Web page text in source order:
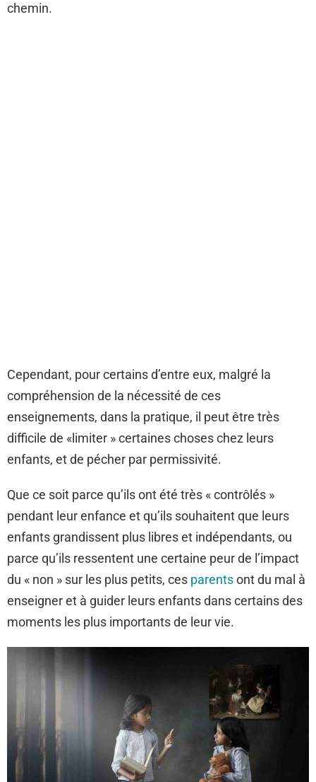
chemin.
Cependant, pour certains d’entre eux, malgré la
compréhension de la nécessité de ces
enseignements, dans la pratique, il peut être très
difficile de «limiter » certaines choses chez leurs
enfants, et de pécher par permissivité.
Que ce soit parce qu’ils ont été très « contrôlés »
pendant leur enfance et qu’ils souhaitent que leurs
enfants grandissent plus libres et indépendants, ou
parce qu’ils ressentent une certaine peur de l’impact
du « non » sur les plus petits, ces parentsont du mal à
enseigner et à guider leurs enfants dans certains des
moments les plus importants de leur vie.